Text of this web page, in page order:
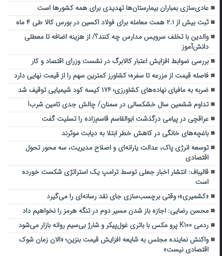
عادی‌سازی بمباران بیمارستان‌ها تهدیدی برای همه کشورها است
ثبت بیش از ۲.۱ همت معامله برای فولاد اکسین در بورس کالا طی ۴ ماه
والدین با تخلف سرویس مدارس چه کنند؟/ از هزینه اضافه تا معطلی
دانش‌آموز
بررسی ضوابط افزایش اعتبار کالابرگ در نشست وزرای اقتصاد و کار
فاصله قیمت از مزرعه تا سفره؛ کشاورز کمترین سهم را از قیمت نهایی دارد
ضربه ‌به مافیای نهاده‌های کشاورزی؛ ۱۷۶ کیسه کود شیمیایی توقیف شد
تداوم ششمین سال خشکسالی در سمنان/ چالش‌ جدی‌ تامین شرب!
عراقچی در پیامی درگذشت ابوالقاسم قاسم‌زاده را تسلیت گفت
باغچه‌های خانگی در کاهش خطر ابتلا به دیابت موثرند
توسعه انرژی پاک، عدالت یارانه‌ای و اصلاح مدیریت، سه محور تحول
اقتصادی
قالیباف: انتشار اخبار جعلی توسط ترامپ یک استراتژی شکست خورده
است
«کشمیری»؛ وقتی برچسب‌سازی جای نقد رسانه‌ای را می‌گیرد
محسن رضایی: اجازه باز شدن مسیر دوم در تنگه هرمز را نخواهیم داد
ردمی K100 پرو مکس با باتری غول‌پیکر و شارژ بی‌سیم روانه بازار می‌شود
واکنش نماینده مجلس به شایعه افزایش قیمت بنزین؛ «الان زمان شوک
اقتصادی نیست»